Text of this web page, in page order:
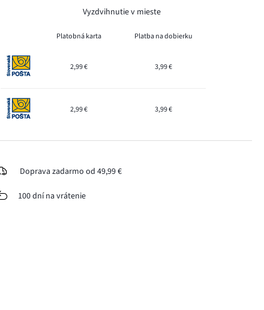
Vyzdvihnutie v mieste
Platobná karta Platba na dobierku
2,99 € 3,99 €
2,99 € 3,99 €
Doprava zadarmo od 49,99 €
100 dní na vrátenie